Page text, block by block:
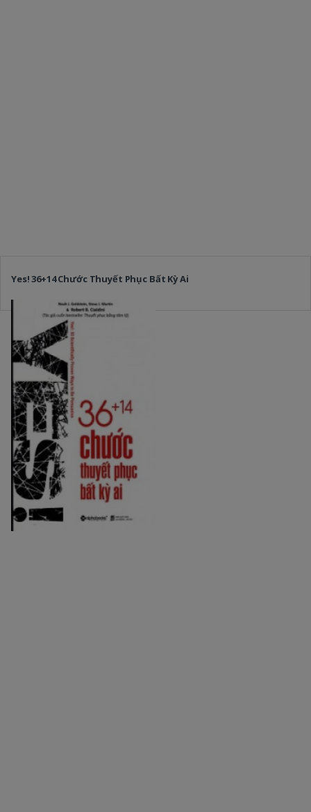
Yes! 36+14 Chước Thuyết Phục Bất Kỳ Ai